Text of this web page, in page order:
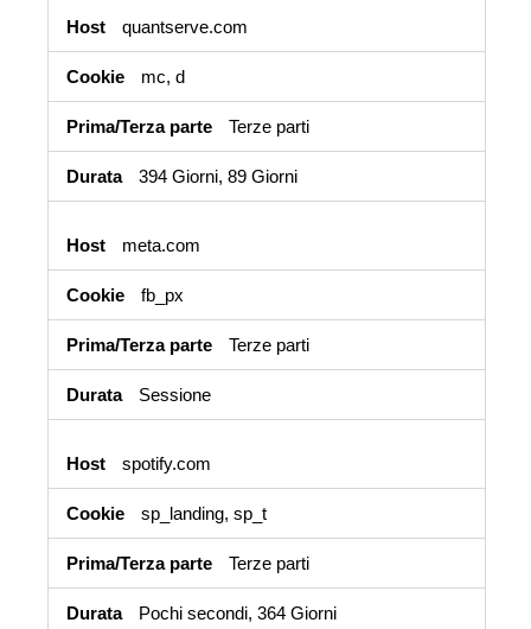
quantserve.com
mc, d
Terze parti
394 Giorni, 89 Giorni
meta.com
fb_px
Terze parti
Sessione
spotify.com
sp_landing, sp_t
Terze parti
Pochi secondi, 364 Giorni